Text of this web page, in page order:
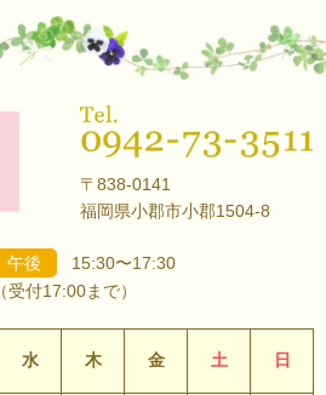
〒838-0141
福岡県小郡市小郡1504-8
午後
15:30〜17:30
（受付17:00まで）
水 木 金 土 日